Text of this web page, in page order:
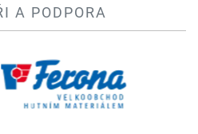
A PODPORA